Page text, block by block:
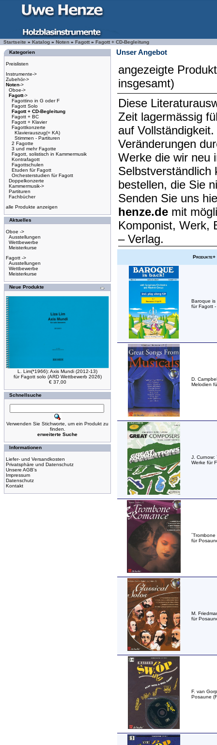
Startseite » Katalog » Noten » Fagott » Fagott + CD-Begleitung
Kategorien
Preislisten
Instrumente->
Zubehör->
Noten->
Oboe->
Fagott->
Fagottino in G oder F
Fagott Solo
Fagott + CD-Begleitung
Fagott + BC
Fagott + Klavier
Fagottkonzerte
Klavierauszug(= KA)
Stimmen - Partituren
2 Fagotte
3 und mehr Fagotte
Fagott, solistisch in Kammermusik
Kontrafagott
Fagottschulen
Etuden für Fagott
Orchesterstudien für Fagott
Doppelkonzerte
Kammermusik->
Partituren
Fachbücher
alle Produkte anzeigen
Aktuelles
Oboe ->
Ausstellungen
Wettbewerbe
Meisterkurse
Fagott ->
Ausstellungen
Wettbewerbe
Meisterkurse
Neue Produkte
L. Lim(*1966): Axis Mundi (2012-13)
für Fagott solo (ARD Wettbewerb 2026)
€ 37,00
Schnellsuche
Verwenden Sie Stichworte, um ein Produkt zu
finden.
erweiterte Suche
Informationen
Liefer- und Versandkosten
Privatsphäre und Datenschutz
Unsere AGB's
Impressum
Datenschutz
Kontakt
Unser Angebot
angezeigte
insgesamt)
Diese
Zeit lagermässig
auf
Veränderungen
Werke die wir neu
Selbstverständlich
bestellen, die Sie
Senden Sie uns
henze.de mit
Komponist, Werk,
– Verlag.
Produkte+
Baroque is
für Fagott -
D.
Melodien
J. Curnow:
Werke für
´Trombone
für
M.
für
F. van
Posaune